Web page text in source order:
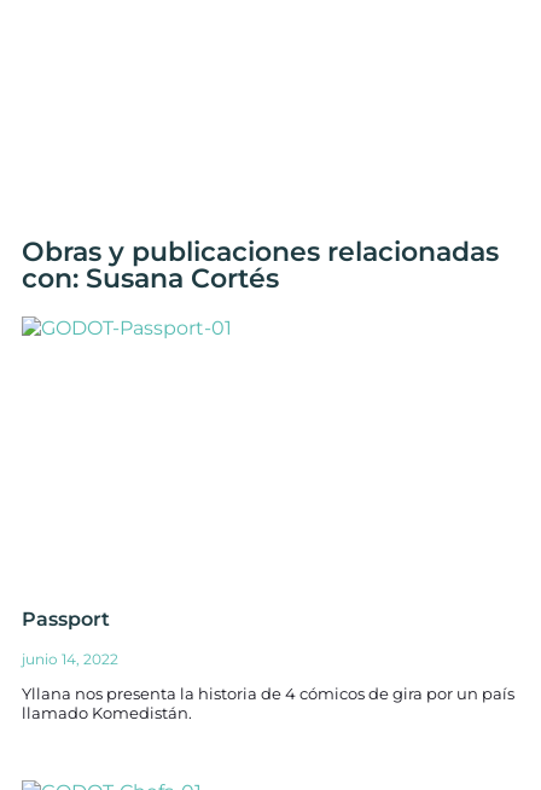
Obras y publicaciones relacionadas
con: Susana Cortés
Passport
junio 14, 2022
Yllana nos presenta la historia de 4 cómicos de gira por un país
llamado Komedistán.